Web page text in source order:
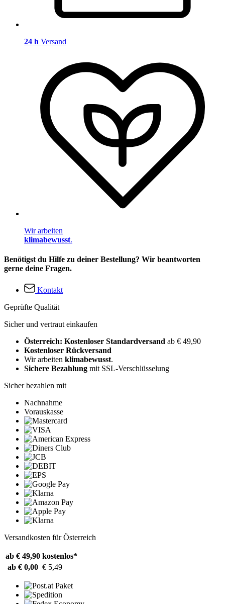
24 h Versand
Wir arbeiten
klimabewusst.
Benötigst du Hilfe zu deiner Bestellung? Wir beantworten
gerne deine Fragen.
Kontakt
Geprüfte Qualität
Sicher und vertraut einkaufen
Österreich: Kostenloser Standardversand ab € 49,90
Kostenloser Rückversand
Wir arbeiten klimabewusst.
Sichere Bezahlung mit SSL-Verschlüsselung
Sicher bezahlen mit
Nachnahme
Vorauskasse
Versandkosten für Österreich
ab € 49,90 kostenlos*
ab € 0,00 € 5,49